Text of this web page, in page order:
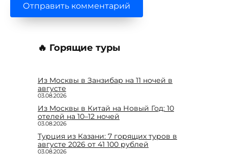
🔥 Горящие туры
Из Москвы в Занзибар на 11 ночей в
августе
03.08.2026
Из Москвы в Китай на Новый Год: 10
отелей на 10–12 ночей
03.08.2026
Турция из Казани: 7 горящих туров в
августе 2026 от 41 100 рублей
03.08.2026